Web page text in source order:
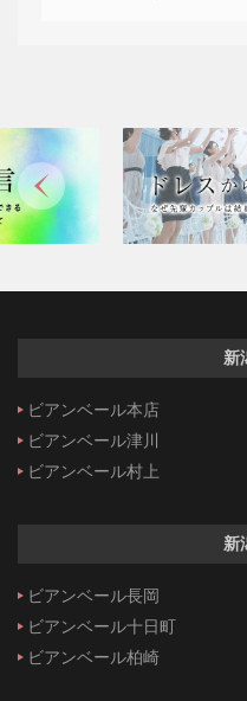
新
ビアンベール本店
ビアンベール津川
ビアンベール村上
新
ビアンベール長岡
ビアンベール十日町
ビアンベール柏崎